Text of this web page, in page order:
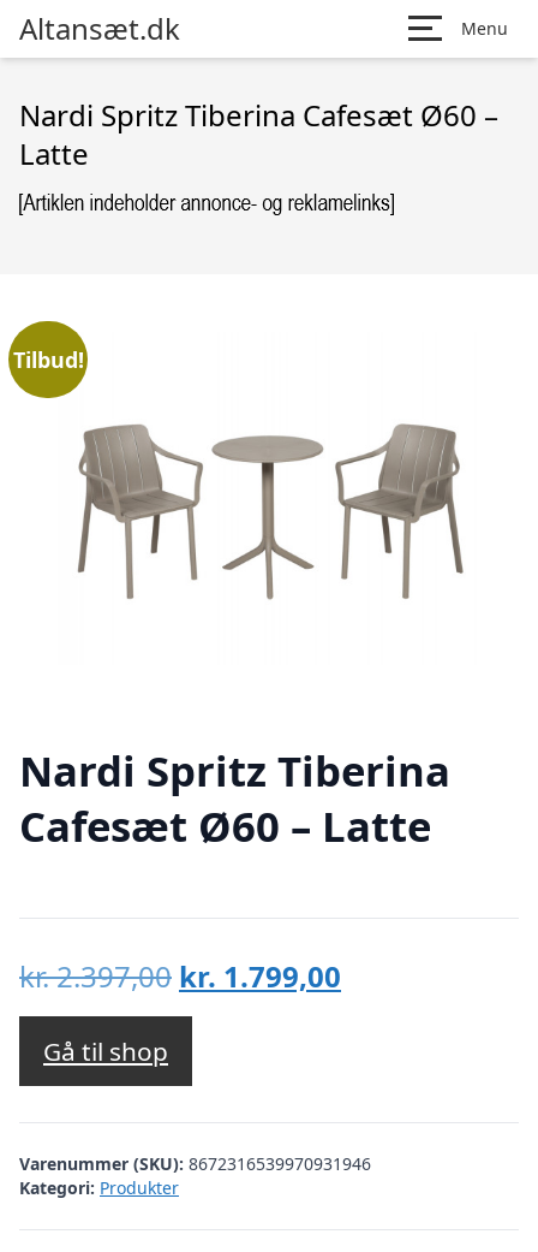
Altansæt.dk Menu
Nardi Spritz Tiberina Cafesæt Ø60 –
Latte
Tilbud!
Nardi Spritz Tiberina
Cafesæt Ø60 – Latte
kr.2.397,00 Den
oprindelige
var:
kr. 2.397,00.
kr. 1.799,00
kr. 1.799,00.
Gå til shop
Varenummer (SKU): 8672316539970931946
Kategori: Produkter